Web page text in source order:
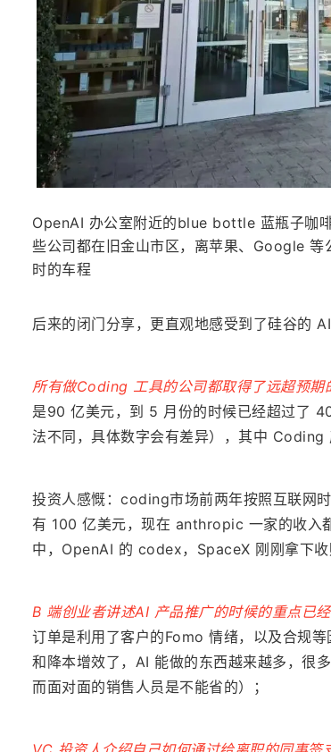
OpenAI 办公室附近的blue bottle 蓝瓶子咖
些公司都在旧金山市区，离苹果、Google 等
时的车程
后来的闭门分享，更直观地感受到了硅谷的 AI
所有做Coding 工具的公司都取得了远超预期
是90 亿美元，到 5 月份的时候已经超过了
法不同，具体数字会有差异），其中 Coding
投资人感慨：coding市场前两年按照互联网
有 100 亿美元，现在 anthropic 一家的收入
中，OpenAI 的 codex，SpaceX 刚刚拿下收
B 端创业者讲述AI 产品推广的时候的重点已
订单是利用了客户的Fomo 情绪，以及合规
和降本增效了，AI 能做的东西越来越多，很
而面对面的销售人员是不能省的）；